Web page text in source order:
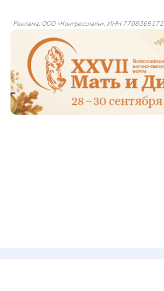
Реклама: ООО «Конгресслайн», ИНН 7708369172